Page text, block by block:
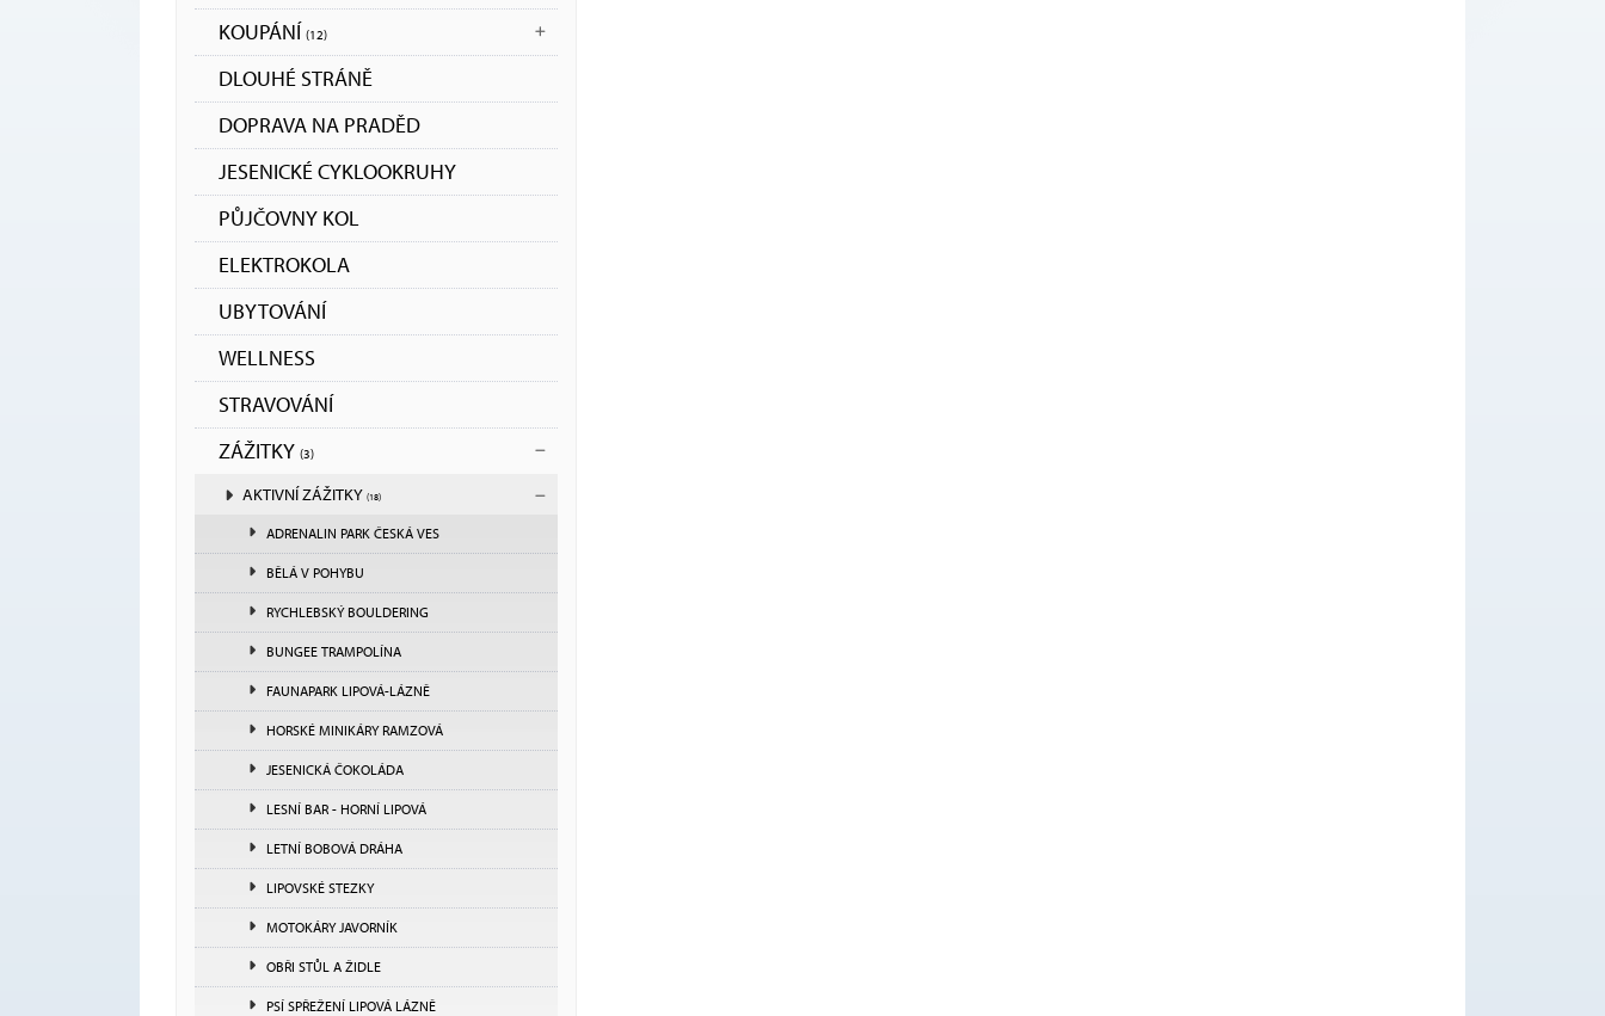
KOUPÁNÍ (12)
DLOUHÉ STRÁNĚ
DOPRAVA NA PRADĚD
JESENICKÉ CYKLOOKRUHY
PŮJČOVNY KOL
ELEKTROKOLA
UBYTOVÁNÍ
WELLNESS
STRAVOVÁNÍ
ZÁŽITKY (3)
AKTIVNÍ ZÁŽITKY (18)
ADRENALIN PARK ČESKÁ VES
BĚLÁ V POHYBU
RYCHLEBSKÝ BOULDERING
BUNGEE TRAMPOLÍNA
FAUNAPARK LIPOVÁ-LÁZNĚ
HORSKÉ MINIKÁRY RAMZOVÁ
JESENICKÁ ČOKOLÁDA
LESNÍ BAR - HORNÍ LIPOVÁ
LETNÍ BOBOVÁ DRÁHA
LIPOVSKÉ STEZKY
MOTOKÁRY JAVORNÍK
OBŘI STŮL A ŽIDLE
PSÍ SPŘEŽENÍ LIPOVÁ LÁZNĚ